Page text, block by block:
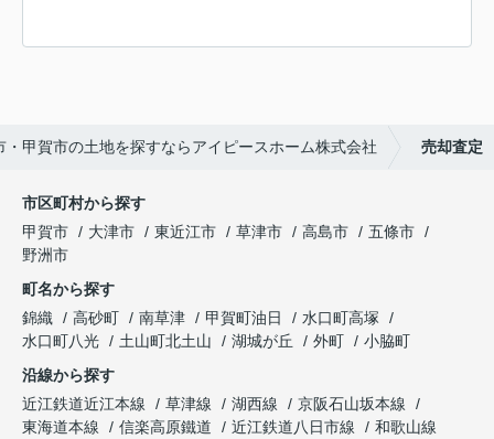
・甲賀市の土地を探すならアイピースホーム株式会社 売却査定
市区町村から探す
甲賀市
大津市 東近江市 草津市 高島市
五條市
野洲市
町名から探す
錦織
高砂町 南草津 甲賀町油日
水口町高塚
水口町八光
土山町北土山 湖城が丘 外町
小脇町
沿線から探す
近江鉄道近江本線
草津線 湖西線
京阪石山坂本線
東海道本線
信楽高原鐵道 近江鉄道八日市線
和歌山線